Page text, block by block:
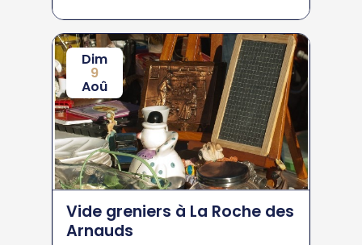
Dim
9
Aoû
Vide greniers à La Roche des
Arnauds